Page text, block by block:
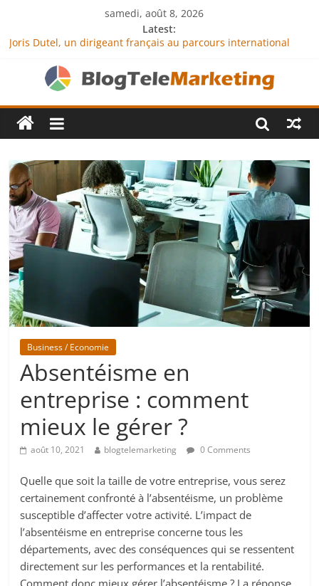
samedi, août 8, 2026
Latest:
Joris Dutel, un dirigeant français au parcours international
Agria Assurance Animaux : comment l’entreprise se
démarque-t-elle de la concurrence ?
JCA Academy : l’excellence au service de l’indépendance
financière
Denis Bouclon : la diplomatie éducative comme moteur de
Next Terra International : des solutions logistiques au service
du commerce international
Business / Economie
Absentéisme en
entreprise : comment
mieux le gérer ?
août 10, 2021 blogtelemarketing 0 Comments
Quelle que soit la taille de votre entreprise, vous serez
certainement confronté à l’absentéisme, un problème
susceptible d’affecter votre activité. L’impact de
l’absentéisme en entreprise concerne tous les
départements, avec des conséquences qui se ressentent
directement sur les performances et la rentabilité.